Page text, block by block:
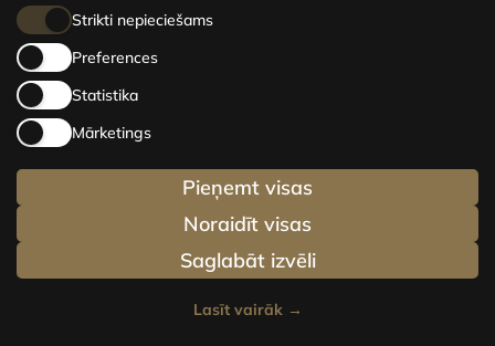
Strikti nepieciešams
Preferences
Statistika
Mārketings
Saglabāt izvēli
Noraidīt visas
Pieņemt visas
Lasīt vairāk→